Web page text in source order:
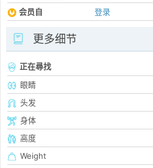
会员自
登录
更多细节
正在尋找
眼睛
头发
身体
高度
Weight